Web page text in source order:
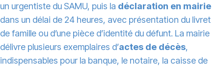
un urgentiste du SAMU, puis la déclaration en mairie
dans un délai de 24 heures, avec présentation du livret
de famille ou d’une pièce d’identité du défunt. La mairie
délivre plusieurs exemplaires d’actes de décès,
indispensables pour la banque, le notaire, la caisse de